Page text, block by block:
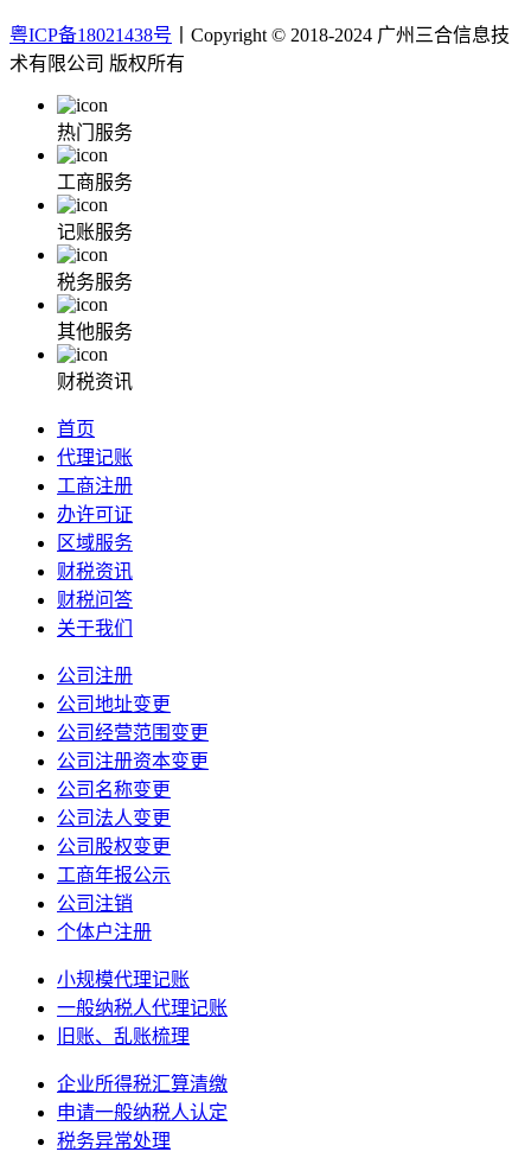
粤ICP备18021438号 丨Copyright © 2018-2024 广州三合信息技
术有限公司 版权所有
热门服务
工商服务
记账服务
税务服务
其他服务
财税资讯
首页
代理记账
工商注册
办许可证
区域服务
财税资讯
财税问答
关于我们
公司注册
公司地址变更
公司经营范围变更
公司注册资本变更
公司名称变更
公司法人变更
公司股权变更
工商年报公示
公司注销
个体户注册
小规模代理记账
一般纳税人代理记账
旧账、乱账梳理
企业所得税汇算清缴
申请一般纳税人认定
税务异常处理